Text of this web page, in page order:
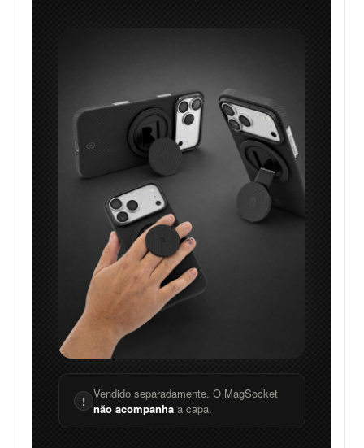
! Vendido separadamente. O MagSocket
não acompanha a capa.